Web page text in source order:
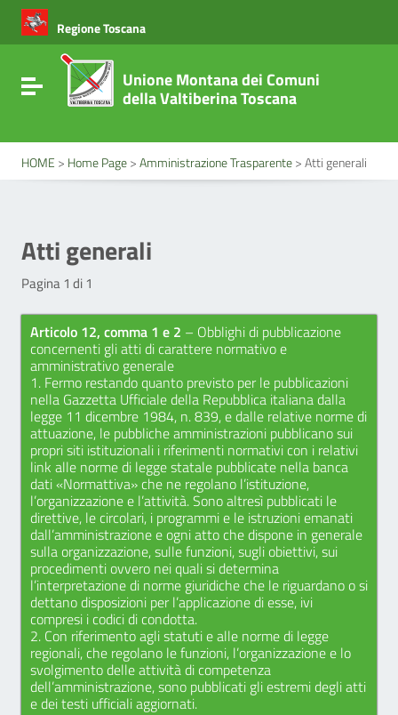
Vai ai contenuti
Vai al menu di navigazione
Vai al footer
Regione Toscana
Attiva / disattiva la navigazione
Unione Montana dei Comuni
della Valtiberina Toscana
HOME > Home Page>Amministrazione Trasparente>Atti generali
Atti generali
Pagina 1 di 1
Articolo 12, comma 1 e 2 – Obblighi di pubblicazione
concernenti gli atti di carattere normativo e
amministrativo generale
1. Fermo restando quanto previsto per le pubblicazioni
nella Gazzetta Ufficiale della Repubblica italiana dalla
legge 11 dicembre 1984, n. 839, e dalle relative norme di
attuazione, le pubbliche amministrazioni pubblicano sui
propri siti istituzionali i riferimenti normativi con i relativi
link alle norme di legge statale pubblicate nella banca
dati «Normattiva» che ne regolano l’istituzione,
l’organizzazione e l’attività. Sono altresì pubblicati le
direttive, le circolari, i programmi e le istruzioni emanati
dall’amministrazione e ogni atto che dispone in generale
sulla organizzazione, sulle funzioni, sugli obiettivi, sui
procedimenti ovvero nei quali si determina
l’interpretazione di norme giuridiche che le riguardano o si
dettano disposizioni per l’applicazione di esse, ivi
compresi i codici di condotta.
2. Con riferimento agli statuti e alle norme di legge
regionali, che regolano le funzioni, l’organizzazione e lo
svolgimento delle attività di competenza
dell’amministrazione, sono pubblicati gli estremi degli atti
e dei testi ufficiali aggiornati.